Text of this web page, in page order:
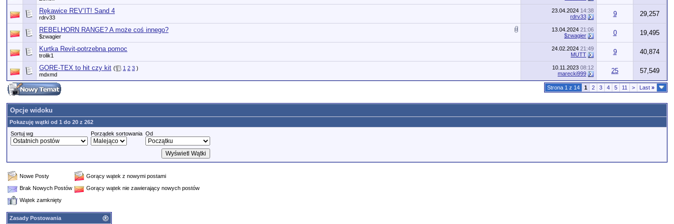
Rękawice REV’IT! Sand 4
rdrv33
23.04.2024 14:38
rdrv33
9 29,257
REBELHORN RANGE? A może coś innego?
$zwagier
13.04.2024 21:06
$zwagier
0 19,495
Kurtka Revit-potrzebna pomoc
trolik1
24.02.2024 21:49
MUTT
9 40,874
GORE-TEX to hit czy kit ( 1 2 3 )
mdxmd
10.11.2023 08:12
marecki999
25 57,549
Strona 1 z 14 1 2 3 4 5 11 > Last »
Opcje widoku
Pokazuję wątki od 1 do 20 z 262
Sortuj wg
Porządek sortowania Od
Nowe Posty
Gorący wątek z nowymi postami
Brak Nowych Postów
Gorący wątek nie zawierający nowych postów
Wątek zamknięty
Zasady Postowania